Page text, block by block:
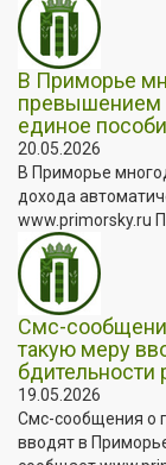
В Приморье
превышением
единое
20.05.2026
В Приморье
дохода
www.primorsky.ru
Смс-
такую меру
бдительности
19.05.2026
Смс-сообщения о
вводят в